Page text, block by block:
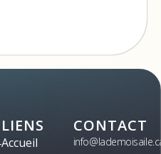
LIENS
Accueil
CONTACT